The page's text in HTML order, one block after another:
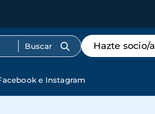
Menú
de
destacados
Hazte socio/a
e Instagram